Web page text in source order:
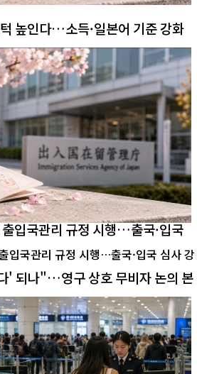
높인다…소득·일본어 기준 강화
입국관리 규정 시행…출국·입국
' 되나"…영구 상호 무비자 논의 본